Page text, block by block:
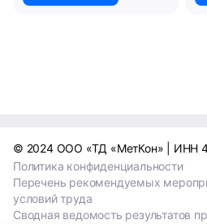
© 2024 ООО «ТД «МетКон» | ИНН
Политика конфиденциальности
Перечень рекомендуемых
условий труда
Сводная ведомость результатов